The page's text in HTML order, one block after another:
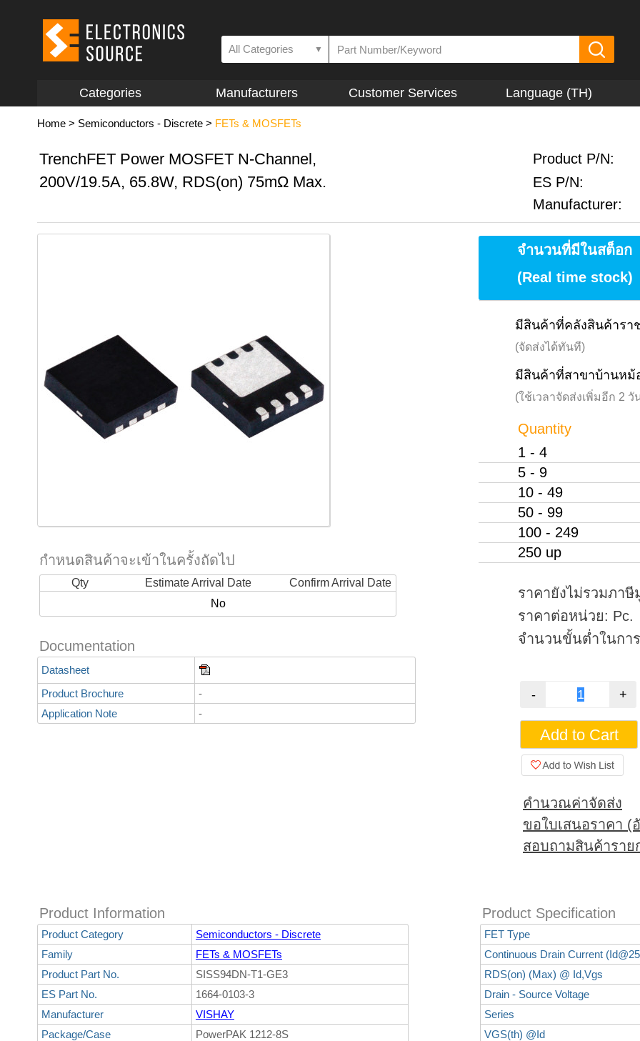
All Categories ▼
Categories Manufacturers Customer Services Language (TH)
Home > Semiconductors - Discrete > FETs & MOSFETs
TrenchFET Power MOSFET N-Channel, Product P/N:
200V/19.5A, 65.8W, RDS(on) 75mΩ Max. ES P/N:
Manufacturer:
กำหนดสินค้าจะเข้าในครั้งถัดไป
Qty Estimate Arrival Date
Confirm Arrival Date
No
Documentation
Datasheet
Product Brochure
-
Application Note
-
จำนวนที่มีในสต็อก
(Real time stock)
มีสินค้าที่คลังสินค้ารา
(จัดส่งได้ทันที)
มีสินค้าที่สาขาบ้านหม้
(ใช้เวลาจัดส่งเพิ่มอีก 2 วั
Quantity
1 - 4
5 - 9
10 - 49
50 - 99
100 - 249
250 up
ราคายังไม่รวมภาษี
ราคาต่อหน่วย: Pc.
จำนวนขั้นต่ำในกา
คำนวณค่าจัดส่ง
ขอใบเสนอราคา (
สอบถามสินค้าราย
Product Information
Product Category
Semiconductors - Discrete
Family
FETs & MOSFETs
Product Part No.
SISS94DN-T1-GE3
ES Part No.
1664-0103-3
Manufacturer
VISHAY
Package/Case
PowerPAK 1212-8S
Product Specification
FET Type
Continuous Drain Current
RDS(on) (Max) @ Id,Vgs
Drain - Source Voltage
Series
VGS(th) @Id